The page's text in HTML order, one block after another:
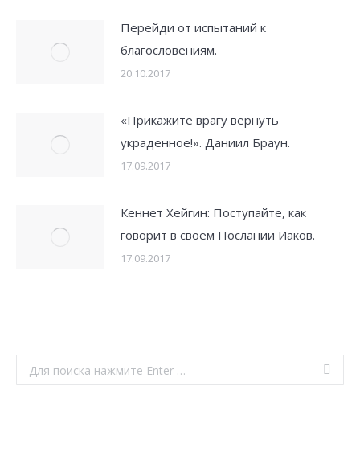
Перейди от испытаний к
благословениям.
20.10.2017
«Прикажите врагу вернуть
украденное!». Даниил Браун.
17.09.2017
Кеннет Хейгин: Поступайте, как
говорит в своём Послании Иаков.
17.09.2017
Search: